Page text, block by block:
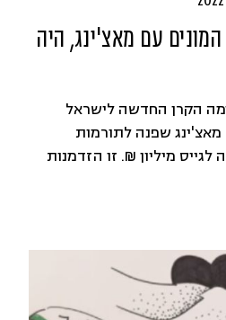
עם מאצ'ינג, היה
נובמבר 2021 קיימה הקרן החדשה לישראל
מאצ'ינג שפנה לתורמות
לגייס מיליון ₪. זו הזדמנות